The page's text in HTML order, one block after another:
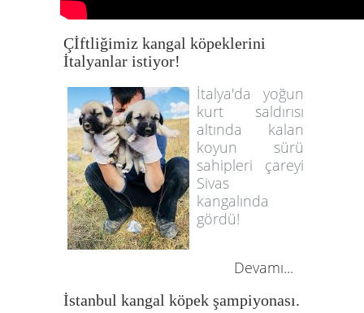
Çİftliğimiz kangal köpeklerini
İtalyanlar istiyor!
İtalya'da yoğun
kurt saldırısı
altında kalan
koyun sürü
sahipleri çareyi
Sivas
kangalında
gördü!
Devamı...
İstanbul kangal köpek şampiyonası.